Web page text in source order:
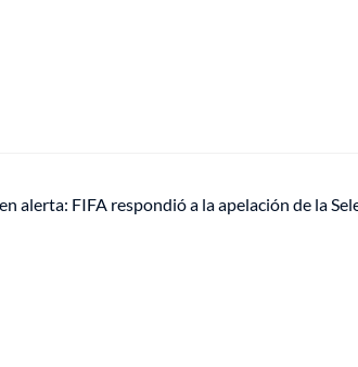
alerta: FIFA respondió a la apelación de la